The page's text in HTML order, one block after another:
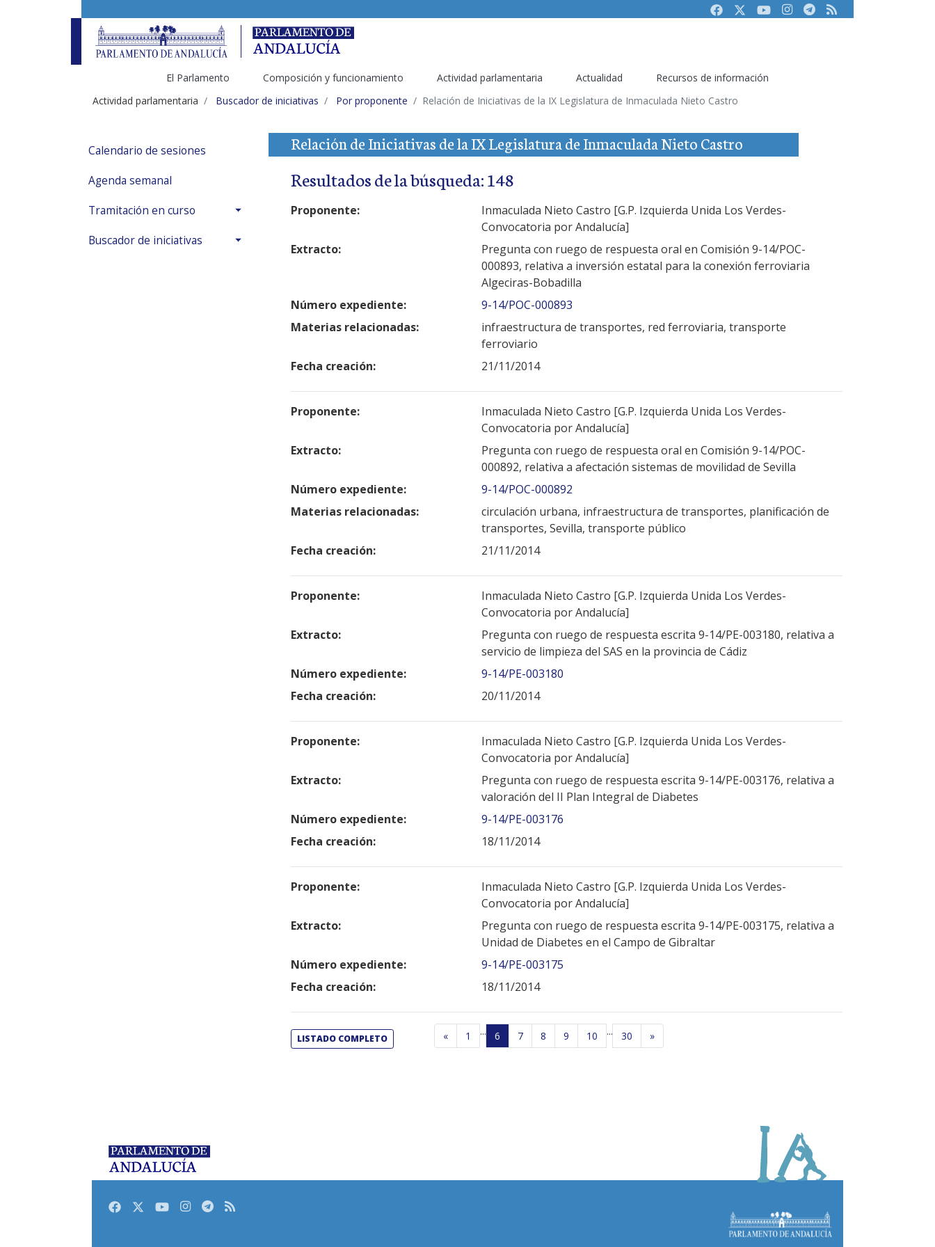
FacebookTwitterYoutubeInstagram
Telegram
RSS
El Parlamento Composición y funcionamiento Actividad parlamentaria Actualidad
Recursos de información
Actividad parlamentaria
Buscador de iniciativas Por proponente Relación de Iniciativas de la IX Legislatura de Inmaculada Nieto Castro
Calendario de sesiones
Agenda semanal
Tramitación en curso
Buscador de iniciativas
Relación de Iniciativas de la IX Legislatura de Inmaculada Nieto Castro
Resultados de la búsqueda: 148
Proponente:
Inmaculada Nieto Castro [G.P. Izquierda Unida Los Verdes-
Convocatoria por Andalucía]
Extracto:
Pregunta con ruego de respuesta oral en Comisión 9-14/POC-
000893, relativa a inversión estatal para la conexión ferroviaria
Algeciras-Bobadilla
Número expediente:
9-14/POC-000893
Materias relacionadas:
infraestructura de transportes, red ferroviaria, transporte
ferroviario
Fecha creación:
21/11/2014
Proponente:
Inmaculada Nieto Castro [G.P. Izquierda Unida Los Verdes-
Convocatoria por Andalucía]
Extracto:
Pregunta con ruego de respuesta oral en Comisión 9-14/POC-
000892, relativa a afectación sistemas de movilidad de Sevilla
Número expediente:
9-14/POC-000892
Materias relacionadas:
circulación urbana, infraestructura de transportes, planificación de
transportes, Sevilla, transporte público
Fecha creación:
21/11/2014
Proponente:
Inmaculada Nieto Castro [G.P. Izquierda Unida Los Verdes-
Convocatoria por Andalucía]
Extracto:
Pregunta con ruego de respuesta escrita 9-14/PE-003180, relativa a
servicio de limpieza del SAS en la provincia de Cádiz
Número expediente:
9-14/PE-003180
Fecha creación:
20/11/2014
Proponente:
Inmaculada Nieto Castro [G.P. Izquierda Unida Los Verdes-
Convocatoria por Andalucía]
Extracto:
Pregunta con ruego de respuesta escrita 9-14/PE-003176, relativa a
valoración del II Plan Integral de Diabetes
Número expediente:
9-14/PE-003176
Fecha creación:
18/11/2014
Proponente:
Inmaculada Nieto Castro [G.P. Izquierda Unida Los Verdes-
Convocatoria por Andalucía]
Extracto:
Pregunta con ruego de respuesta escrita 9-14/PE-003175, relativa a
Unidad de Diabetes en el Campo de Gibraltar
Número expediente:
9-14/PE-003175
Fecha creación:
18/11/2014
LISTADO COMPLETO « 1 ... 6 7 8 9 10 ... 30 »
FacebookTwitterYoutubeInstagram
Telegram
RSS